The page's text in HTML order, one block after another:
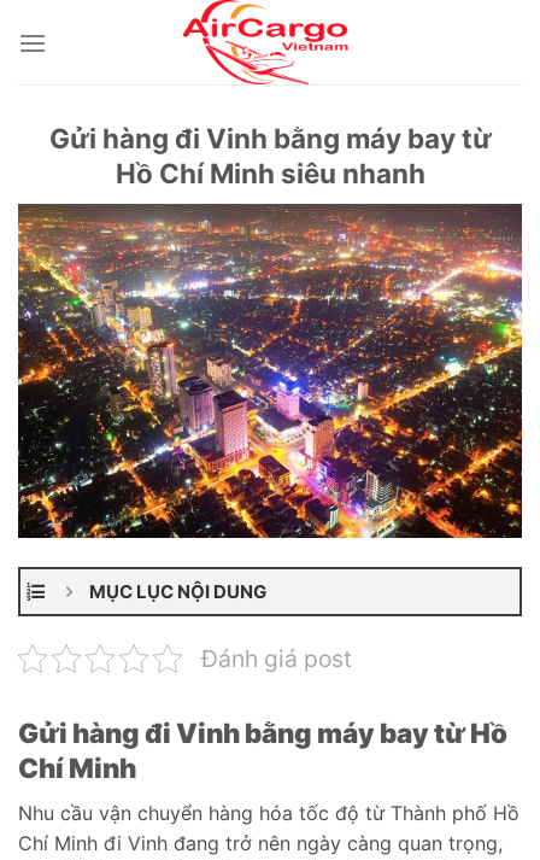
Gửi hàng đi Vinh bằng máy bay từ
Hồ Chí Minh siêu nhanh
MỤC LỤC NỘI DUNG
Đánh giá post
Gửi hàng đi Vinh bằng máy bay từ Hồ
Chí Minh
Nhu cầu vận chuyển hàng hóa tốc độ từ Thành phố Hồ
Chí Minh đi Vinh đang trở nên ngày càng quan trọng,